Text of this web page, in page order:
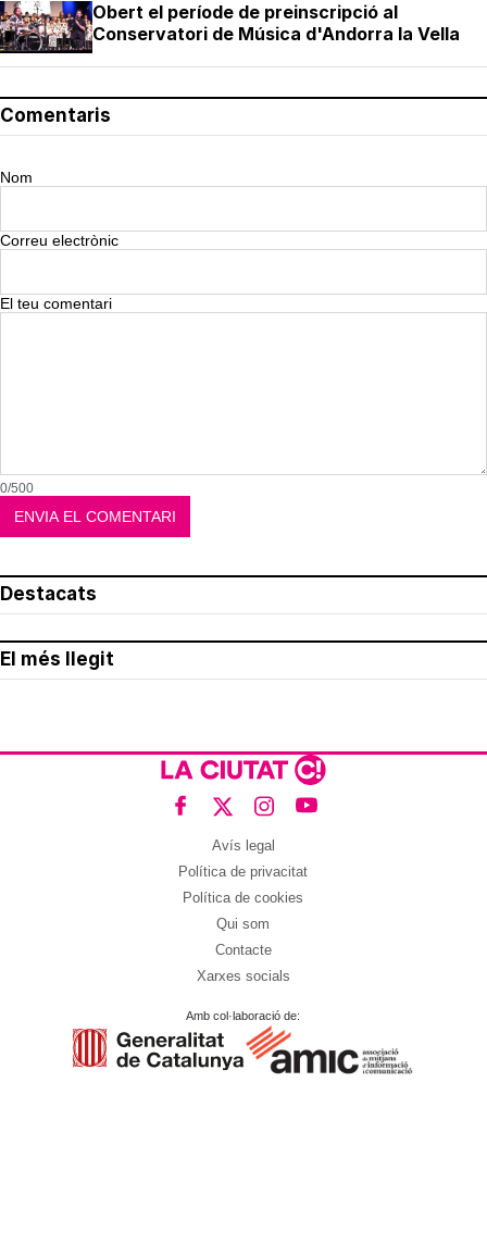
Obert el període de preinscripció al
Conservatori de Música d'Andorra la Vella
Comentaris
Nom
Correu electrònic
El teu comentari
0/500
Destacats
El més llegit
Avís legal
Política de privacitat
Política de cookies
Qui som
Contacte
Xarxes socials
Amb col·laboració de: